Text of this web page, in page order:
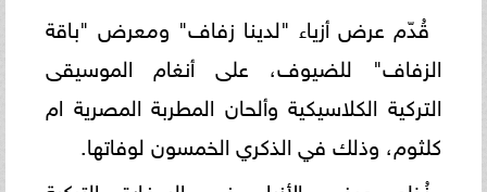
قُدّم عرض أزياء "لدينا زفاف" ومعرض "باقة
الزفاف" للضيوف، على أنغام الموسيقى
التركية الكلاسيكية وألحان المطربة المصرية ام
كلثوم، وذلك في الذكري الخمسون لوفاتها.